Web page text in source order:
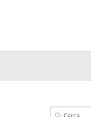
Ricerca